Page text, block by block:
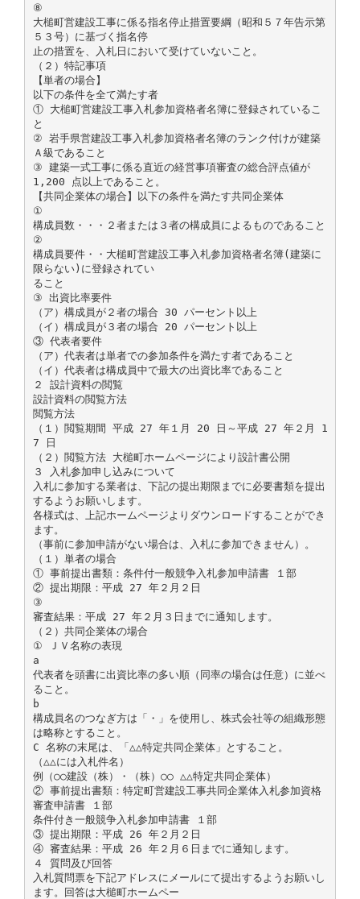
⑧
大槌町営建設工事に係る指名停止措置要綱（昭和５７年告示第
５３号）に基づく指名停
止の措置を、入札日において受けていないこと。
（２）特記事項
【単者の場合】
以下の条件を全て満たす者
① 大槌町営建設工事入札参加資格者名簿に登録されているこ
と
② 岩手県営建設工事入札参加資格者名簿のランク付けが建築
Ａ級であること
③ 建築一式工事に係る直近の経営事項審査の総合評点値が
1,200 点以上であること。
【共同企業体の場合】以下の条件を満たす共同企業体
①
構成員数・・・２者または３者の構成員によるものであること
②
構成員要件・・大槌町営建設工事入札参加資格者名簿(建築に
限らない)に登録されてい
ること
③ 出資比率要件
（ア）構成員が２者の場合 30 パーセント以上
（イ）構成員が３者の場合 20 パーセント以上
③ 代表者要件
（ア）代表者は単者での参加条件を満たす者であること
（イ）代表者は構成員中で最大の出資比率であること
２ 設計資料の閲覧
設計資料の閲覧方法
閲覧方法
（１）閲覧期間 平成 27 年１月 20 日～平成 27 年２月 1
7 日
（２）閲覧方法 大槌町ホームページにより設計書公開
３ 入札参加申し込みについて
入札に参加する業者は、下記の提出期限までに必要書類を提出
するようお願いします。
各様式は、上記ホームページよりダウンロードすることができ
ます。
（事前に参加申請がない場合は、入札に参加できません）。
（１）単者の場合
① 事前提出書類：条件付一般競争入札参加申請書 １部
② 提出期限：平成 27 年２月２日
③
審査結果：平成 27 年２月３日までに通知します。
（２）共同企業体の場合
① ＪＶ名称の表現
a
代表者を頭書に出資比率の多い順（同率の場合は任意）に並べ
ること。
b
構成員名のつなぎ方は「・」を使用し、株式会社等の組織形態
は略称とすること。
C 名称の末尾は、「△△特定共同企業体」とすること。
（△△には入札件名）
例（○○建設（株）・（株）○○ △△特定共同企業体）
② 事前提出書類：特定町営建設工事共同企業体入札参加資格
審査申請書 １部
条件付き一般競争入札参加申請書 １部
③ 提出期限：平成 26 年２月２日
④ 審査結果：平成 26 年２月６日までに通知します。
４ 質問及び回答
入札質問票を下記アドレスにメールにて提出するようお願いし
ます。回答は大槌町ホームペー